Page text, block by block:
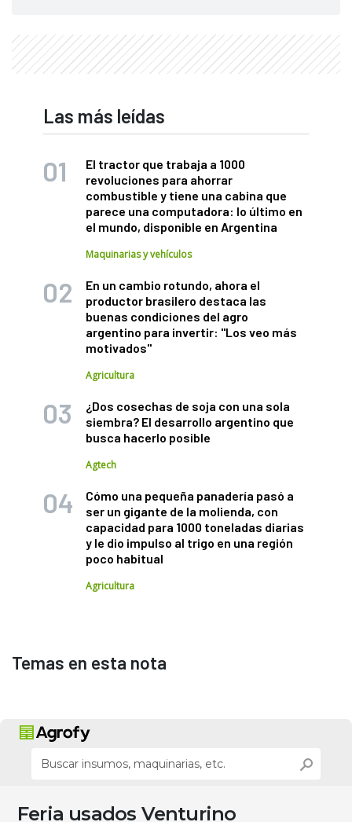
Las más leídas
El tractor que trabaja a 1000
revoluciones para ahorrar
combustible y tiene una cabina que
parece una computadora: lo último en
el mundo, disponible en Argentina
Maquinarias y vehículos
En un cambio rotundo, ahora el
productor brasilero destaca las
buenas condiciones del agro
argentino para invertir: "Los veo más
motivados"
Agricultura
¿Dos cosechas de soja con una sola
siembra? El desarrollo argentino que
busca hacerlo posible
Agtech
Cómo una pequeña panadería pasó a
ser un gigante de la molienda, con
capacidad para 1000 toneladas diarias
y le dio impulso al trigo en una región
poco habitual
Agricultura
Temas en esta nota
Feria usados Venturino